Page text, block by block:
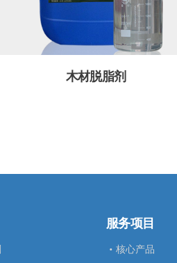
木材脱脂剂
服务项目
核心产品